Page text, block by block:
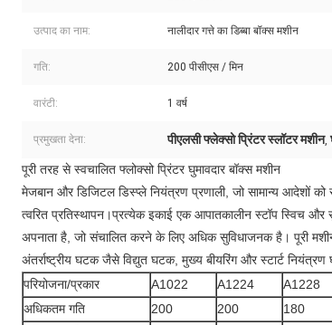
उत्पाद का नाम: नालीदार गत्ते का डिब्बा बॉक्स मशीन
गति: 200 पीसीएस / मिन
वारंटी: 1 वर्ष
प्रमुखता देना: पीएलसी फ्लेक्सो प्रिंटर स्लॉटर मशीन,
पूरी तरह से स्वचालित फ्लोक्सो प्रिंटर घुमावदार बॉक्स मशीन
मेजबान और डिजिटल डिस्प्ले नियंत्रण प्रणाली, जो सामान्य आदेशों
त्वरित प्रतिस्थापन।प्रत्येक इकाई एक आपातकालीन स्टॉप स्विच
अपनाता है, जो संचालित करने के लिए अधिक सुविधाजनक है। पूरी
अंतर्राष्ट्रीय घटक जैसे विद्युत घटक, मुख्य बीयरिंग और स्टार्ट
परियोजना/प्रकार
A1022 A1224 A1228
अधिकतम गति
200 200 180